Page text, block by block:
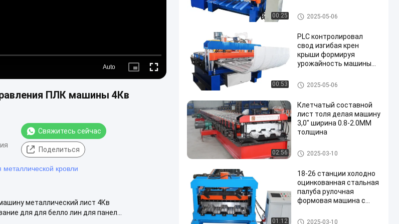
Auto
Picture- Fullscreen
ПЛК машины 4Кв
Свяжитесь сейчас
Поделиться
кровли
металлический лист 4Кв
для для белло лин для панел...
00:25
Крен крыши формируя маши
ну
2025-05-06
00:53
PLC контролировал
свод изгибая крен
крыши формируя
урожайность машины
Крен крыши формируя маши
ну
2025-05-06
02:56
Клетчатый составной
лист толя делая машину
3,0" ширина 0.8-2.0ММ
толщина
Машины для формования ро
ллов на покрытии
2025-03-10
01:12
18-26 станции холодно
оцинкованная стальная
палуба рулочная
формовая машина с
Машины для формования ро
2025-03-10